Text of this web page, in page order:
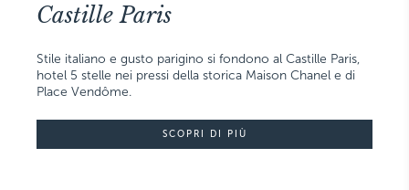
Castille Paris
Stile italiano e gusto parigino si fondono al Castille Paris,
hotel 5 stelle nei pressi della storica Maison Chanel e di
Place Vendôme.
SCOPRI DI PIÙ